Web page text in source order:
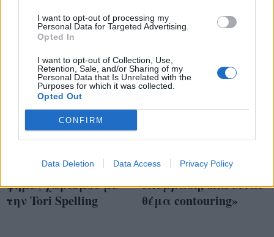
I want to opt-out of processing my
Personal Data for Targeted Advertising.
Opted In
I want to opt-out of Collection, Use,
Retention, Sale, and/or Sharing of my
Personal Data that Is Unrelated with the
Purposes for which it was collected.
Opted Out
CONFIRM
Data Deletion Data Access Privacy Policy
McDermott για τις
φήμες χωρισμού με
την Tori Spelling
έχω κάνει πλαστική
επέμβαση, όλα είναι
θέμα contouring»